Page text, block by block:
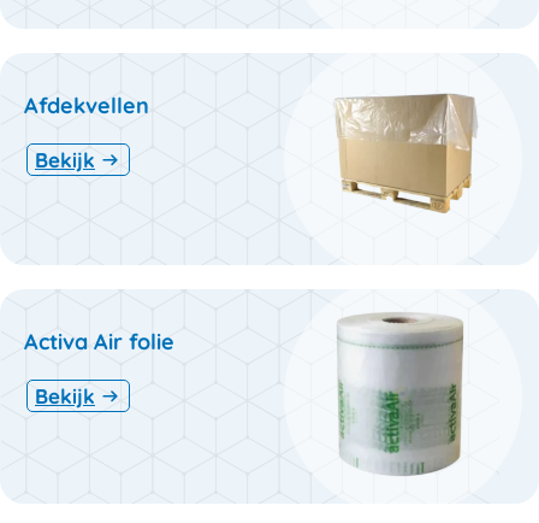
Afdekvellen
Bekijk
Activa Air folie
Bekijk